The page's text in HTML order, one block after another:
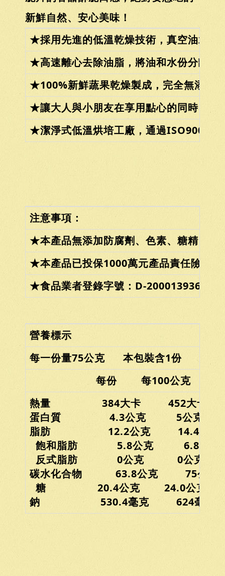
新鮮自然、安心美味！
★採用先進的低溫乾燥技術，真空油水交
★高速離心去除油脂，將油和水份分離出
★100%新鮮蔬果乾燥製成，完全無添加
★讓大人與小朋友在享用點心的同時，也
★潔淨式低溫烘培工廠，通過ISO9001及
注意事項：
★本產品無添加防腐劑、色素、糖精
★本產品已投保1000萬元產品責任險
★食品業者登錄字號：D-200013936-
營養標示
每一份量75公克 本包裝含1份
每份 每100公克
熱量 384大卡 452大卡
蛋白質 4.3公克 5公克
脂肪 12.2公克 14.4公克
飽和脂肪 5.8公克 6.8公克
反式脂肪 0公克 0公克
碳水化合物 63.8公克 75公克
糖 20.4公克 24.0公克
鈉 530.4毫克 624毫克